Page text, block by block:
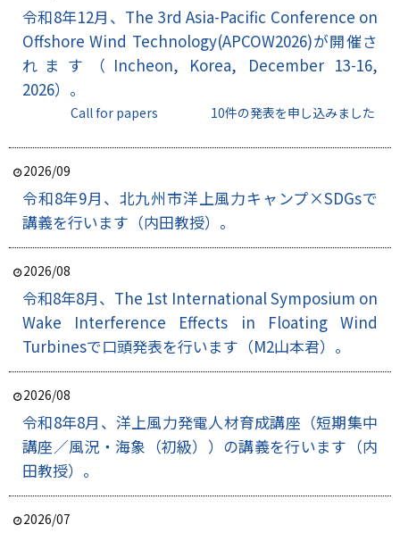
令和8年12月、The 3rd Asia-Pacific Conference on
Offshore Wind Technology(APCOW2026)が開催さ
れます（Incheon, Korea, December 13-16,
2026）。
Call for papers 10件の発表を申し込みました
2026/09
令和8年9月、北九州市洋上風力キャンプ×SDGsで
講義を行います（内田教授）。
2026/08
令和8年8月、The 1st International Symposium on
Wake Interference Effects in Floating Wind
Turbinesで口頭発表を行います（M2山本君）。
2026/08
令和8年8月、洋上風力発電人材育成講座（短期集中
講座／風況・海象（初級））の講義を行います（内
田教授）。
2026/07